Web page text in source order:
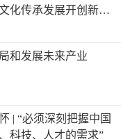
化传承发展开创新局
和发展未来产业
| “必须深刻把握中国
科技、人才的需求”